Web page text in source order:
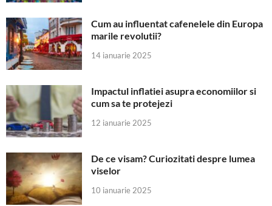
Cum au influentat cafenelele din Europa
marile revolutii?
14 ianuarie 2025
Impactul inflatiei asupra economiilor si
cum sa te protejezi
12 ianuarie 2025
De ce visam? Curiozitati despre lumea
viselor
10 ianuarie 2025